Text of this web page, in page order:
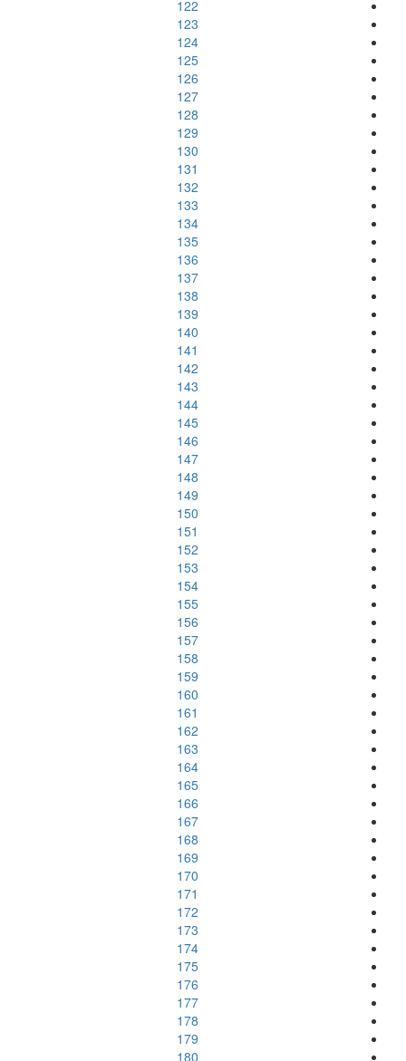
122
123
124
125
126
127
128
129
130
131
132
133
134
135
136
137
138
139
140
141
142
143
144
145
146
147
148
149
150
151
152
153
154
155
156
157
158
159
160
161
162
163
164
165
166
167
168
169
170
171
172
173
174
175
176
177
178
179
180